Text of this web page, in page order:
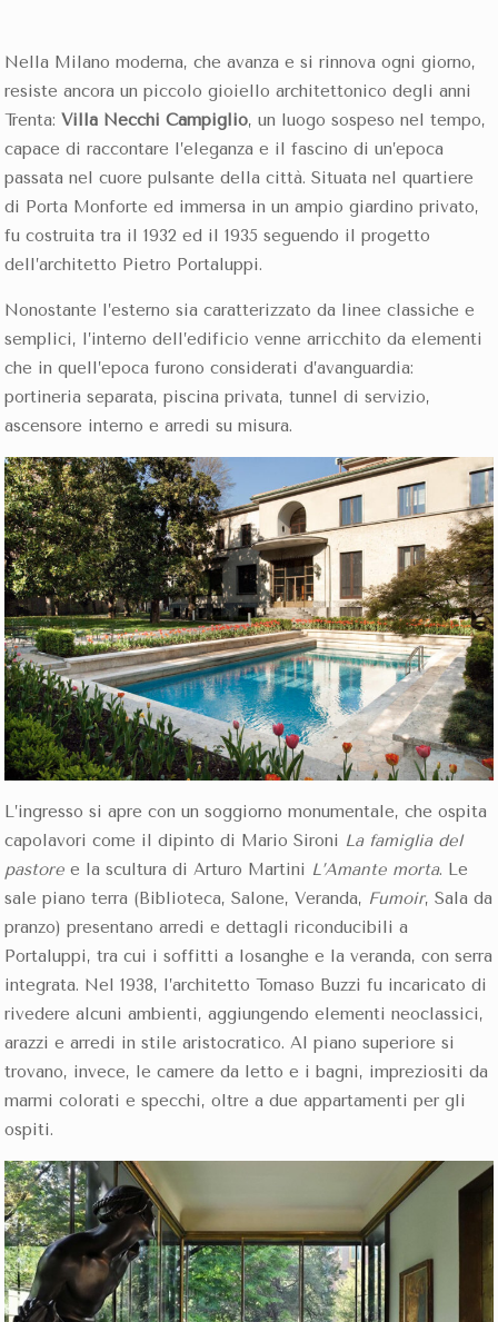
Nella Milano moderna, che avanza e si rinnova ogni giorno,
resiste ancora un piccolo gioiello architettonico degli anni
Trenta:Villa Necchi Campiglio, un luogo sospeso nel tempo,
capace di raccontare l’eleganza e il fascino di un’epoca
passata nel cuore pulsante della città. Situata nel quartiere
di Porta Monforte ed immersa in un ampio giardino privato,
fu costruita tra il 1932 ed il 1935 seguendo il progetto
dell’architetto Pietro Portaluppi.
Nonostante l’esterno sia caratterizzato da linee classiche e
semplici, l’interno dell’edificio venne arricchito da elementi
che in quell’epoca furono considerati d’avanguardia:
portineria separata, piscina privata, tunnel di servizio,
ascensore interno e arredi su misura.
L’ingresso si apre con un soggiorno monumentale, che ospita
capolavori come il dipinto di Mario Sironi La famiglia del
pastore e la scultura di Arturo Martini L’Amante morta. Le
sale piano terra (Biblioteca, Salone, Veranda, Fumoir, Sala da
pranzo) presentano arredi e dettagli riconducibili a
Portaluppi, tra cui i soffitti a losanghe e la veranda, con serra
integrata. Nel 1938, l’architetto Tomaso Buzzi fu incaricato di
rivedere alcuni ambienti, aggiungendo elementi neoclassici,
arazzi e arredi in stile aristocratico. Al piano superiore si
trovano, invece, le camere da letto e i bagni, impreziositi da
marmi colorati e specchi, oltre a due appartamenti per gli
ospiti.